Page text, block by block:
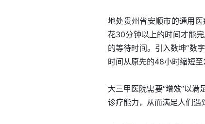
地处贵州省安顺市的通用
花30分钟以上的时间才能
的等待时间。引入数坤“数
时间从原先的48小时缩短至
大三甲医院需要“增效”以
诊疗能力，从而满足人们遇